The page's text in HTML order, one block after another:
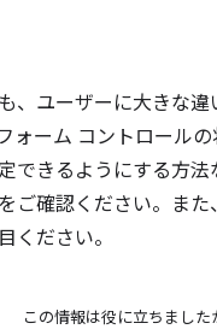
、ユーザーに大きな
ォーム コントロール
できるようにする方法
をご確認ください。また
ください。
この情報は役に立ちました